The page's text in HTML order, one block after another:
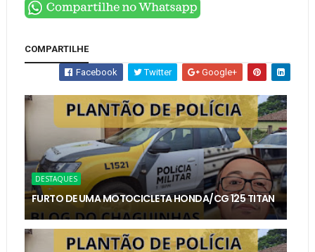
COMPARTILHE
Facebook Twitter Google+
DESTAQUES
FURTO DE UMA MOTOCICLETA HONDA/CG 125 TITAN